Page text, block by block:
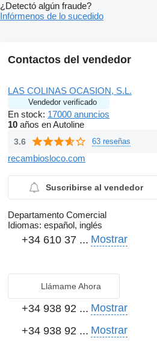
¿Detectó algún fraude?
Infórmenos de lo sucedido
Contactos del vendedor
LAS COLINAS OCASION, S.L.
Vendedor verificado
En stock: 17000 anuncios
10 años en Autoline
3.6 63 reseñas
recambiosloco.com
Suscribirse al vendedor
Departamento Comercial
Idiomas: español, inglés
+34 610 37 ... Mostrar
Llámame Ahora
+34 938 92 ... Mostrar
+34 938 92 ... Mostrar